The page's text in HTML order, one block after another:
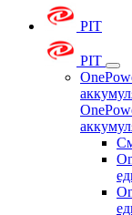
PIT
PIT